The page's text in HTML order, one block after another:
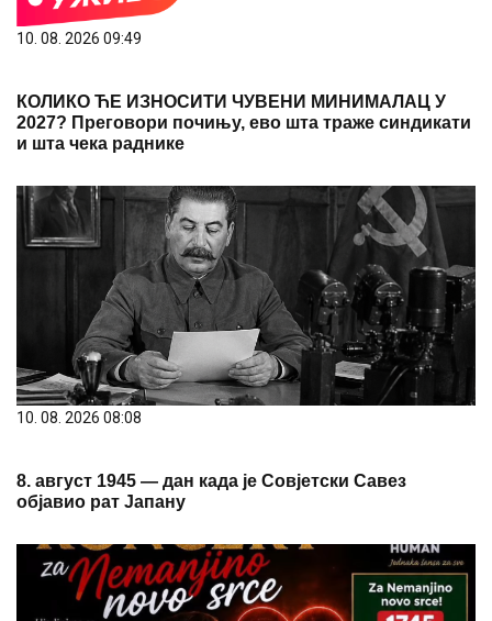
10. 08. 2026 09:49
КОЛИКО ЋЕ ИЗНОСИТИ ЧУВЕНИ МИНИМАЛАЦ У
2027? Преговори почињу, ево шта траже синдикати
и шта чека раднике
10. 08. 2026 08:08
8. август 1945 — дан када је Совјетски Савез
објавио рат Јапану